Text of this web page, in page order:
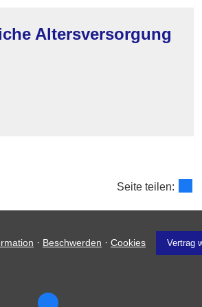
Altersversorgung
Seite teilen:
· Beschwerden · Cookies Vertrag